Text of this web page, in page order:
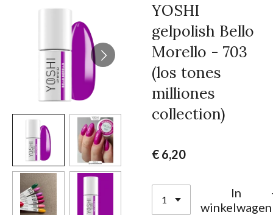
YOSHI
gelpolish Bello
Morello - 703
(los tones
milliones
collection)
€ 6,20
In
winkelwagen